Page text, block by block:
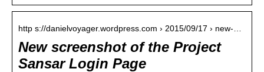
http s://danielvoyager.wordpress.com › 2015/09/17 › new-…
New screenshot of the Project
Sansar Login Page